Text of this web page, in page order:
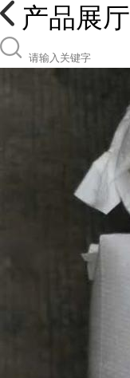
产品展厅